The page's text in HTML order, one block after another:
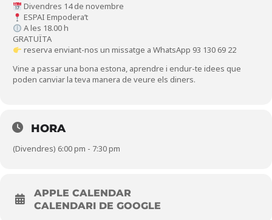
Divendres 14 de novembre
ESPAI Empodera’t
A les 18.00 h
GRATUÏTA
reserva enviant-nos un missatge a WhatsApp 93 130 69 22
Vine a passar una bona estona, aprendre i endur-te idees que
poden canviar la teva manera de veure els diners.
HORA
(Divendres) 6:00 pm - 7:30 pm
APPLE CALENDAR
CALENDARI DE GOOGLE